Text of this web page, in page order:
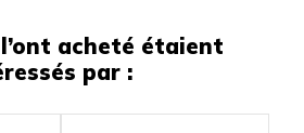
acheté étaient
par :